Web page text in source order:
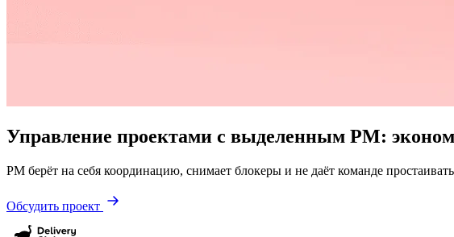
Управление проектами с выделенным PM:
PM берёт на себя координацию, снимает блокеры и не даёт команде
Обсудить проект